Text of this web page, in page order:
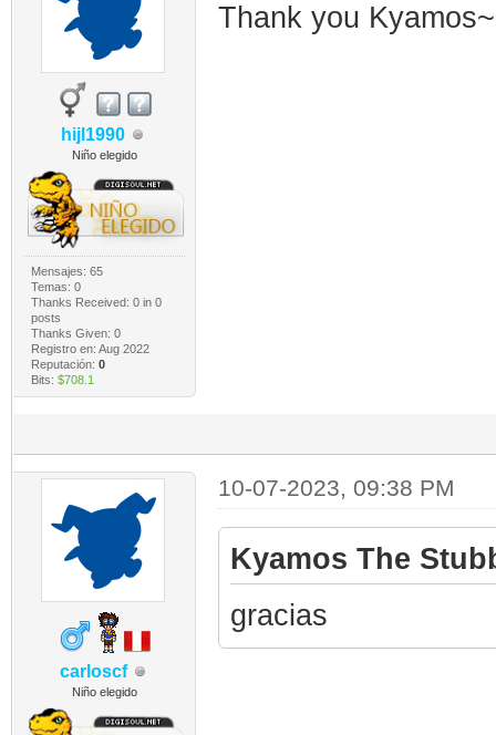
hijl1990
Niño elegido
Mensajes: 65
Temas: 0
Thanks Received: 0in 0
posts
Thanks Given: 0
Registro en: Aug 2022
Reputación: 0
Bits: $708.1
Thank you Kyamos~
carloscf
Niño elegido
10-07-2023, 09:38 PM
Kyamos The
gracias